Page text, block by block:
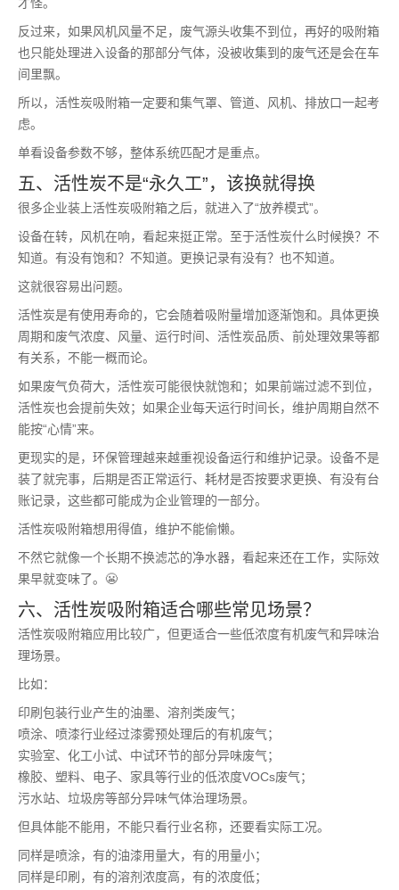
反过来，如果风机风量不足，废气源头收集不到位，再好的吸附箱
也只能处理进入设备的那部分气体，没被收集到的废气还是会在车
间里飘。
所以，活性炭吸附箱一定要和集气罩、管道、风机、排放口一起考
虑。
单看设备参数不够，整体系统匹配才是重点。
五、活性炭不是“永久工”，该换就得换
很多企业装上活性炭吸附箱之后，就进入了“放养模式”。
设备在转，风机在响，看起来挺正常。至于活性炭什么时候换？不
知道。有没有饱和？不知道。更换记录有没有？也不知道。
这就很容易出问题。
活性炭是有使用寿命的，它会随着吸附量增加逐渐饱和。具体更换
周期和废气浓度、风量、运行时间、活性炭品质、前处理效果等都
有关系，不能一概而论。
如果废气负荷大，活性炭可能很快就饱和；如果前端过滤不到位，
活性炭也会提前失效；如果企业每天运行时间长，维护周期自然不
能按“心情”来。
更现实的是，环保管理越来越重视设备运行和维护记录。设备不是
装了就完事，后期是否正常运行、耗材是否按要求更换、有没有台
账记录，这些都可能成为企业管理的一部分。
活性炭吸附箱想用得值，维护不能偷懒。
不然它就像一个长期不换滤芯的净水器，看起来还在工作，实际效
果早就变味了。😬
六、活性炭吸附箱适合哪些常见场景？
活性炭吸附箱应用比较广，但更适合一些低浓度有机废气和异味治
理场景。
比如：
印刷包装行业产生的油墨、溶剂类废气；
喷涂、喷漆行业经过漆雾预处理后的有机废气；
实验室、化工小试、中试环节的部分异味废气；
橡胶、塑料、电子、家具等行业的低浓度VOCs废气；
污水站、垃圾房等部分异味气体治理场景。
但具体能不能用，不能只看行业名称，还要看实际工况。
同样是喷涂，有的油漆用量大，有的用量小；
同样是印刷，有的溶剂浓度高，有的浓度低；